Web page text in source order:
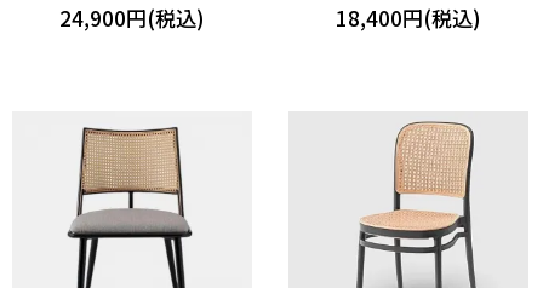
24,900円(税込) 18,400円(税込)